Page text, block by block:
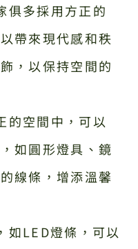
俱多採用方正的
帶來現代感和秩
，以保持空間的
的空間中，可以
如圓形燈具、鏡
線條，增添溫馨
如LED燈條，可以